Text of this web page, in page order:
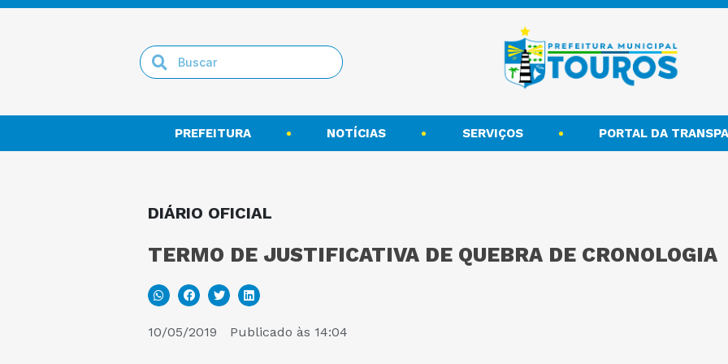
PREFEITURA NOTÍCIAS SERVIÇOS PORTAL DA
DIÁRIO OFICIAL
TERMO DE JUSTIFICATIVA DE QUEBRA DE CRONOLOGIA
10/05/2019 Publicado às 14:04